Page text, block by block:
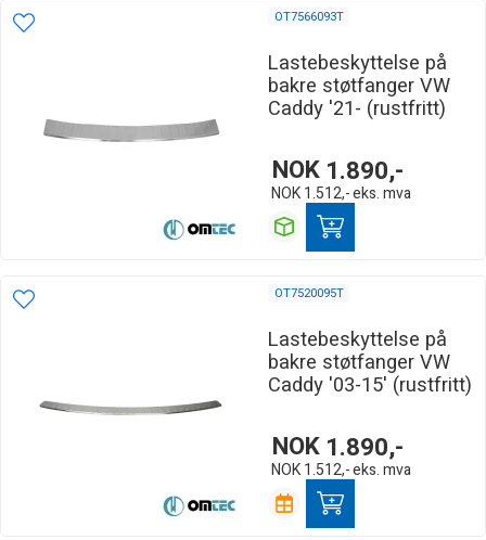
OT7566093T
Lastebeskyttelse på
bakre støtfanger VW
Caddy '21- (rustfritt)
NOK 1.890,-
NOK 1.512,-eks. mva
OT7520095T
Lastebeskyttelse på
bakre støtfanger VW
Caddy '03-15' (rustfritt)
NOK 1.890,-
NOK 1.512,-eks. mva